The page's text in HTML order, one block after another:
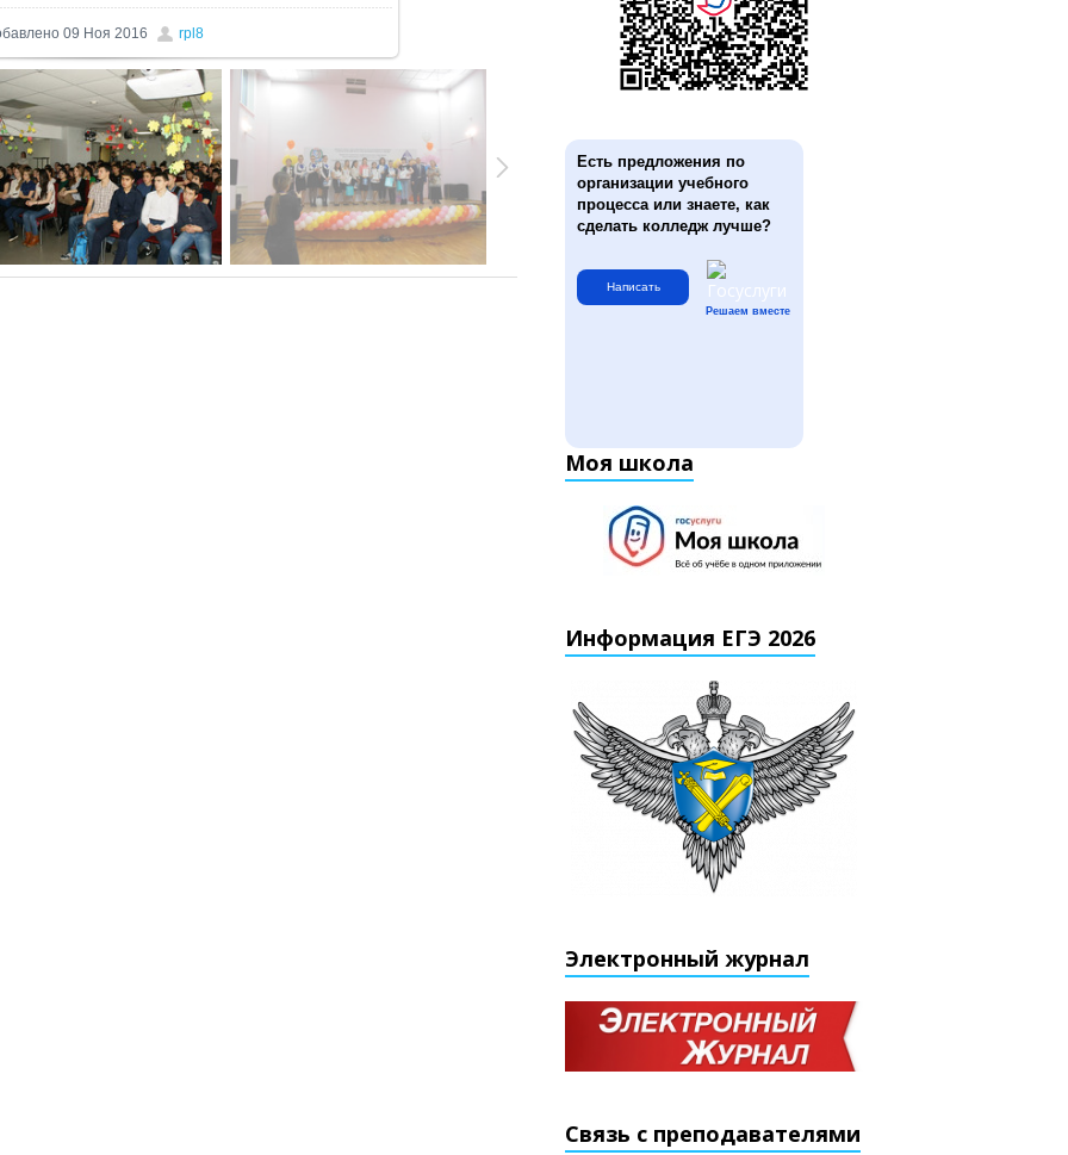
09 Ноя 2016 rpl8
Есть предложения по
организации учебного
процесса или знаете, как
сделать колледж лучше?
Написать
Решаем вместе
Моя школа
Информация ЕГЭ 2026
Электронный журнал
Связь с преподавателями